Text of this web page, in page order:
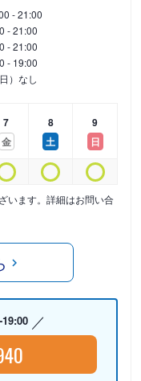
- 21:00
- 21:00
- 21:00
- 19:00
）なし
7
金
8
土
9
日
います。詳細はお問い合